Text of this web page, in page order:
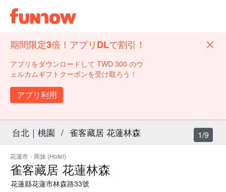
期間限定3倍！アプリDLで割引！
アプリをダウンロードして TWD 300 のウ
ェルカムギフトクーポンを受け取ろう！
アプリ利用
台北｜桃園 / 雀客藏居 花蓮林森
花蓮市 · 商旅 (Hotel)
雀客藏居 花蓮林森
花蓮縣花蓮市林森路33號
1/9